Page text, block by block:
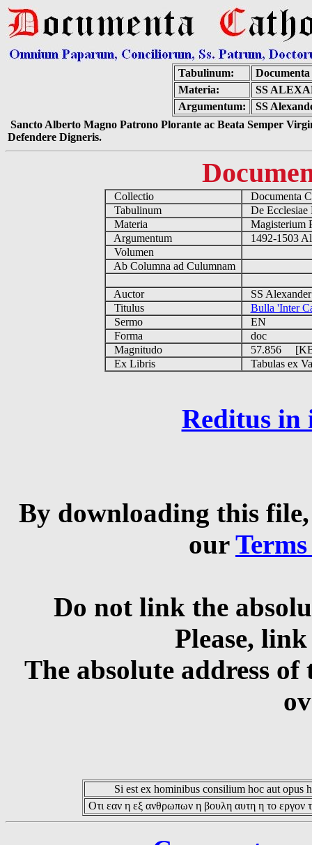
Tabulinum:
Materia:
SS
Argumentum:
SS
Sancto Alberto Magno Patrono Plorante ac Beata Semper
Defendere Digneris.
Collectio
Documenta
Tabulinum
De
Materia
Magisterium
Argumentum
1492-1503
Volumen
Ab Columna ad Culumnam
Auctor
SS
Titulus
Bulla 'Inter
Sermo
EN
Forma
doc
Magnitudo
57.856
Ex Libris
Tabulas ex
Reditus in
By downloading this
our
Do not link the
Please,
The absolute address
Si est ex hominibus consilium hoc aut opus
Οτι εαν η εξ ανθρωπων η βουλη αυτη η το εργον